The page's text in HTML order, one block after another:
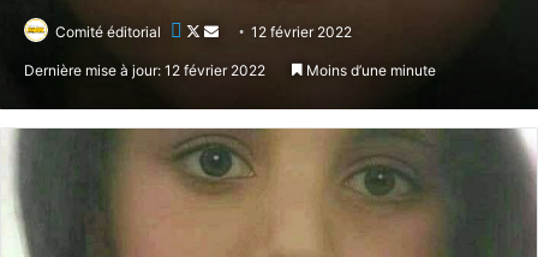
Comité éditorial
Follow
Envoyer12 février 2022
Dernière mise à jour: 12 février 2022 Moins d’une minute